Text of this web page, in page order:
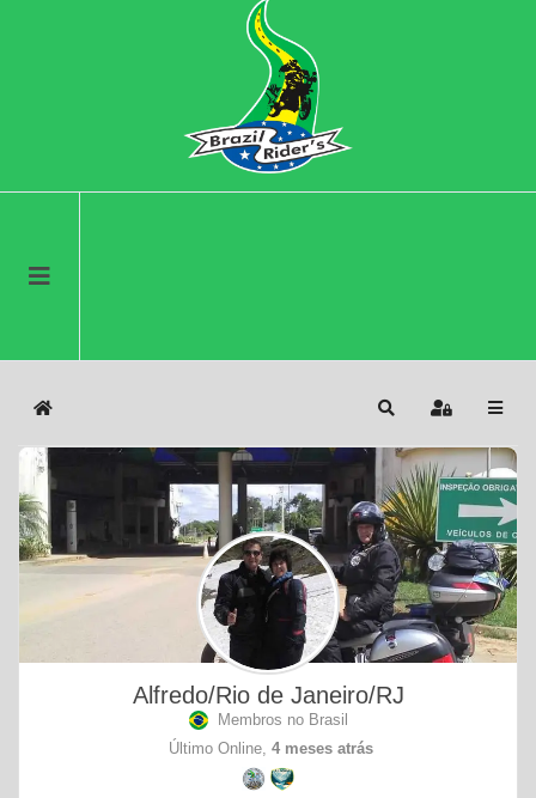
Home SearchSign In
Alfredo/Rio de Janeiro/RJ
Membros no Brasil
Último Online, 4 meses atrás